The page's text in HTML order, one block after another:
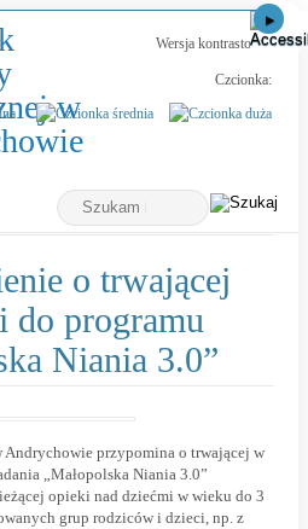
w
-
o
rekrutacji
do
programu
„Małopolska
3.0”
Wersja kontrastowa
Czcionka:
Wyszukiwarka
Tutaj
wpisz
o trwającej
do programu
Niania 3.0”
Andrychowie przypomina o trwającej w
„Małopolska Niania 3.0”
opieki nad dziećmi w wieku do 3
grup rodziców i dzieci, np. z